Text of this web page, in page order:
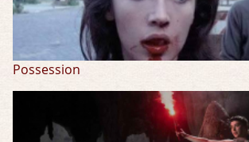
Possession